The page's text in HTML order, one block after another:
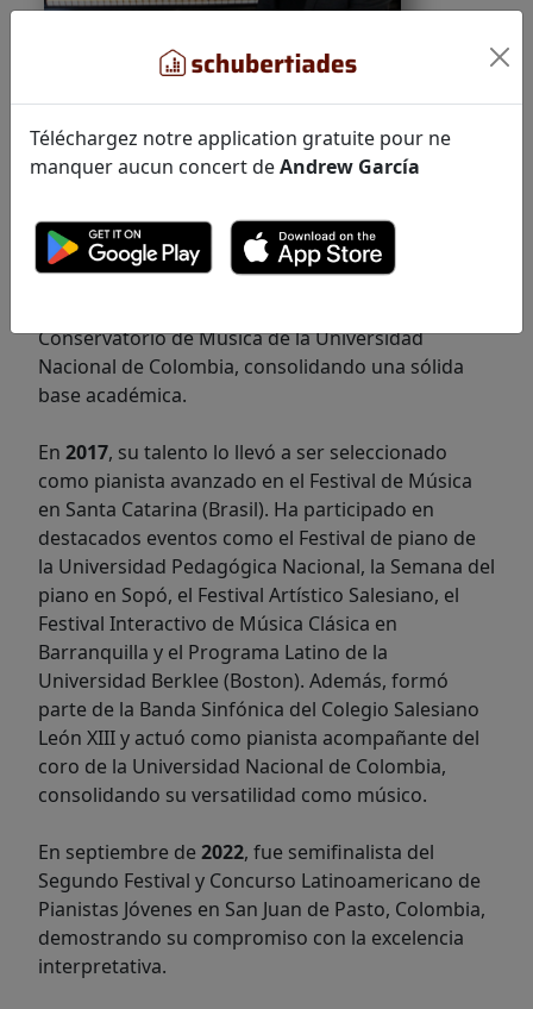
Téléchargez notre application gratuite pour ne
manquer aucun concert deAndrew García
Formación Musical e Instrumental León XIII en
Bogotá, Colombia, donde culminó estudios
técnicos en piano clásico. Paralelamente, ingresó
Conservatorio de Música de la Universidad
Nacional de Colombia, consolidando una sólida
base académica.
En 2017, su talento lo llevó a ser seleccionado
como pianista avanzado en el Festival de Música
en Santa Catarina (Brasil). Ha participado en
destacados eventos como el Festival de piano de
la Universidad Pedagógica Nacional, la Semana del
piano en Sopó, el Festival Artístico Salesiano, el
Festival Interactivo de Música Clásica en
Barranquilla y el Programa Latino de la
Universidad Berklee (Boston). Además, formó
parte de la Banda Sinfónica del Colegio Salesiano
León XIII y actuó como pianista acompañante del
coro de la Universidad Nacional de Colombia,
consolidando su versatilidad como músico.
En septiembre de 2022, fue semifinalista del
Segundo Festival y Concurso Latinoamericano de
Pianistas Jóvenes en San Juan de Pasto, Colombia,
demostrando su compromiso con la excelencia
interpretativa.